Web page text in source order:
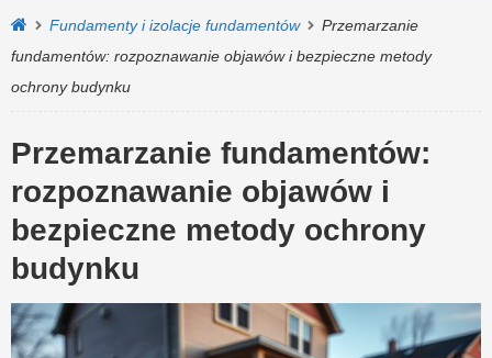
Fundamenty i izolacje fundamentów
Przemarzanie
fundamentów: rozpoznawanie objawów i bezpieczne metody
ochrony budynku
Przemarzanie fundamentów:
rozpoznawanie objawów i
bezpieczne metody ochrony
budynku